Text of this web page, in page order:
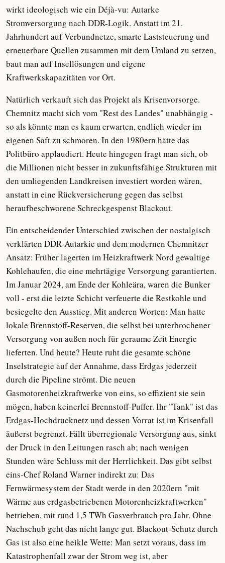
wirkt ideologisch wie ein Déjà-vu: Autarke
Stromversorgung nach DDR-Logik. Anstatt im 21.
Jahrhundert auf Verbundnetze, smarte Laststeuerung und
erneuerbare Quellen zusammen mit dem Umland zu setzen,
baut man auf Insellösungen und eigene
Kraftwerkskapazitäten vor Ort.
Natürlich verkauft sich das Projekt als Krisenvorsorge.
Chemnitz macht sich vom "Rest des Landes" unabhängig -
so als könnte man es kaum erwarten, endlich wieder im
eigenen Saft zu schmoren. In den 1980ern hätte das
Politbüro applaudiert. Heute hingegen fragt man sich, ob
die Millionen nicht besser in zukunftsfähige Strukturen mit
den umliegenden Landkreisen investiert worden wären,
anstatt in eine Rückversicherung gegen das selbst
heraufbeschworene Schreckgespenst Blackout.
Ein entscheidender Unterschied zwischen der nostalgisch
verklärten DDR-Autarkie und dem modernen Chemnitzer
Ansatz: Früher lagerten im Heizkraftwerk Nord gewaltige
Kohlehaufen, die eine mehrtägige Versorgung garantierten.
Im Januar 2024, am Ende der Kohleära, waren die Bunker
voll - erst die letzte Schicht verfeuerte die Restkohle und
besiegelte den Ausstieg. Mit anderen Worten: Man hatte
lokale Brennstoff-Reserven, die selbst bei unterbrochener
Versorgung von außen noch für geraume Zeit Energie
lieferten. Und heute? Heute ruht die gesamte schöne
Inselstrategie auf der Annahme, dass Erdgas jederzeit
durch die Pipeline strömt. Die neuen
Gasmotorenheizkraftwerke von eins, so effizient sie sein
mögen, haben keinerlei Brennstoff-Puffer. Ihr "Tank" ist das
Erdgas-Hochdrucknetz und dessen Vorrat ist im Krisenfall
äußerst begrenzt. Fällt überregionale Versorgung aus, sinkt
der Druck in den Leitungen rasch ab; nach wenigen
Stunden wäre Schluss mit der Herrlichkeit. Das gibt selbst
eins-Chef Roland Warner indirekt zu: Das
Fernwärmesystem der Stadt werde in den 2020ern "mit
Wärme aus erdgasbetriebenen Motorenheizkraftwerken"
betrieben, mit rund 1,5 TWh Gasverbrauch pro Jahr. Ohne
Nachschub geht das nicht lange gut. Blackout-Schutz durch
Gas ist also eine heikle Wette: Man setzt voraus, dass im
Katastrophenfall zwar der Strom weg ist, aber